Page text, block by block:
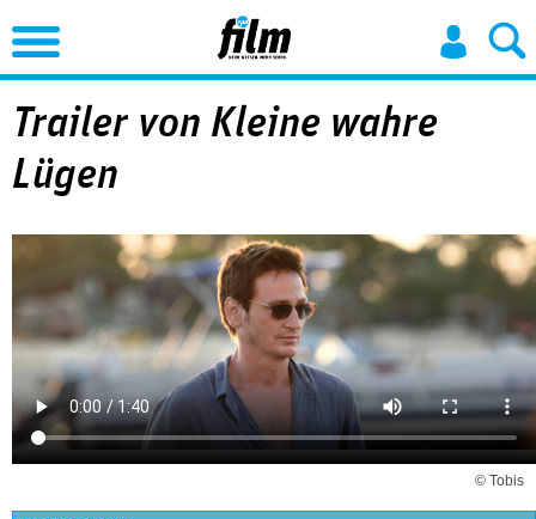
Jump to Navigation
Trailer von Kleine wahre
Lügen
© Tobis